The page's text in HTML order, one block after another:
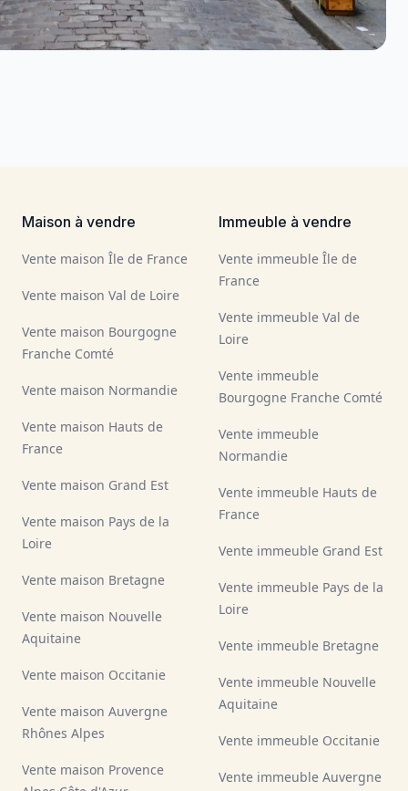
Maison à vendre
Vente maison Île de France
Vente maison Val de Loire
Vente maison Bourgogne
Franche Comté
Vente maison Normandie
Vente maison Hauts de
France
Vente maison Grand Est
Vente maison Pays de la
Loire
Vente maison Bretagne
Vente maison Nouvelle
Aquitaine
Vente maison Occitanie
Vente maison Auvergne
Rhônes Alpes
Vente maison Provence
Immeuble à vendre
Vente immeuble Île de
France
Vente immeuble Val de
Loire
Vente immeuble
Bourgogne Franche Comté
Vente immeuble
Normandie
Vente immeuble Hauts de
France
Vente immeuble Grand Est
Vente immeuble Pays de la
Loire
Vente immeuble Bretagne
Vente immeuble Nouvelle
Aquitaine
Vente immeuble Occitanie
Vente immeuble Auvergne